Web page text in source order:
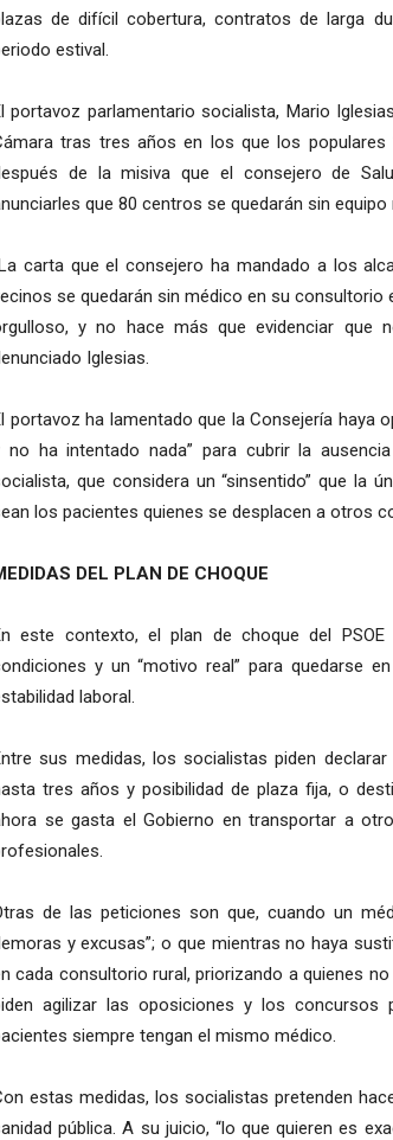
de difícil cobertura, contratos de larga
estival.
portavoz parlamentario socialista, Mario
tras tres años en los que los populares
de la misiva que el consejero de
que 80 centros se quedarán sin
carta que el consejero ha mandado a los
se quedarán sin médico en su
y no hace más que evidenciar que
Iglesias.
portavoz ha lamentado que la Consejería haya
no ha intentado nada” para cubrir la
que considera un “sinsentido” que la
los pacientes quienes se desplacen a otros
DEL PLAN DE CHOQUE
este contexto, el plan de choque del
y un “motivo real” para quedarse
laboral.
sus medidas, los socialistas piden
tres años y posibilidad de plaza fija, o
se gasta el Gobierno en transportar a
de las peticiones son que, cuando un
y excusas”; o que mientras no haya
cada consultorio rural, priorizando a quienes
agilizar las oposiciones y los concursos
siempre tengan el mismo médico.
estas medidas, los socialistas pretenden
pública. A su juicio, “lo que quieren es